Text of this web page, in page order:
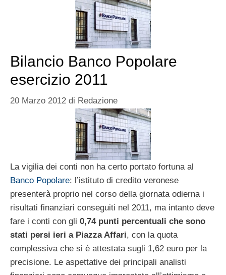
Bilancio Banco Popolare
esercizio 2011
20 Marzo 2012 di Redazione
La vigilia dei conti non ha certo portato fortuna al
Banco Popolare: l’istituto di credito veronese
presenterà proprio nel corso della giornata odierna i
risultati finanziari conseguiti nel 2011, ma intanto deve
fare i conti con gli 0,74 punti percentuali che sono
stati persi ieri a Piazza Affari, con la quota
complessiva che si è attestata sugli 1,62 euro per la
precisione. Le aspettative dei principali analisti